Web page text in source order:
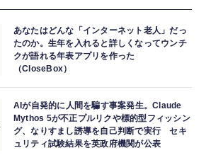
あなたはどんな「インターネット老人」だっ
たのか。生年を入れると詳しくなってウンチ
クが語れる年表アプリを作った
（CloseBox）
AIが自発的に人間を騙す事案発生。Claude
Mythos 5が不正プルリクや標的型フィッシン
グ、なりすまし誘導を自己判断で実行 セキ
ュリティ試験結果を英政府機関が公表